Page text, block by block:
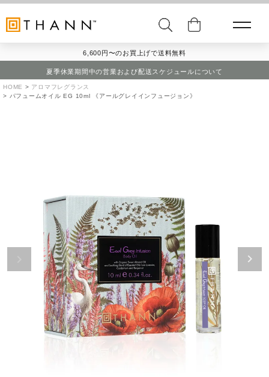
6,600円〜のお買上げで送料無料
夏季休業期間中の営業および配送スケジュールについて
HOME
アロマフレグランス
パフュームオイル EG 10ml 《アールグレイインフュージョン》